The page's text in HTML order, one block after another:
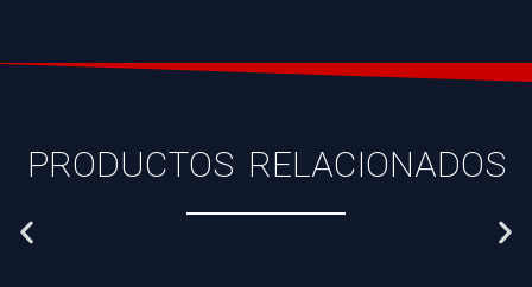
PRODUCTOS RELACIONADOS